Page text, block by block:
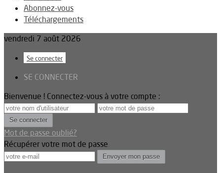
Abonnez-vous
Téléchargements
vendredi 7 août 2026
Se connecter
SE CONNECTER
Bienvenue ! Connectez-vous à votre compte :
Mot de passe oublié?
Récupérer votre mot de passe